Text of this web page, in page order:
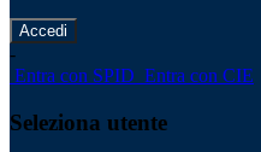
-
Entra con SPID Entra con CIE
Seleziona utente